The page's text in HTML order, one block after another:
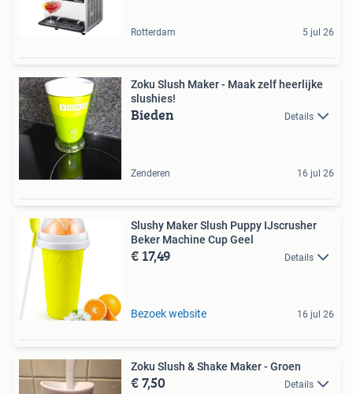
Rotterdam 5 jul 26
Zoku Slush Maker - Maak zelf heerlijke
slushies!
Bieden Details
Zenderen 16 jul 26
Slushy Maker Slush Puppy IJscrusher
Beker Machine Cup Geel
€ 17,49 Details
Bezoek website 16 jul 26
Zoku Slush & Shake Maker - Groen
€ 7,50 Details